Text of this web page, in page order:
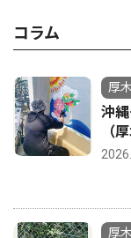
コラム
厚
沖
（
厚